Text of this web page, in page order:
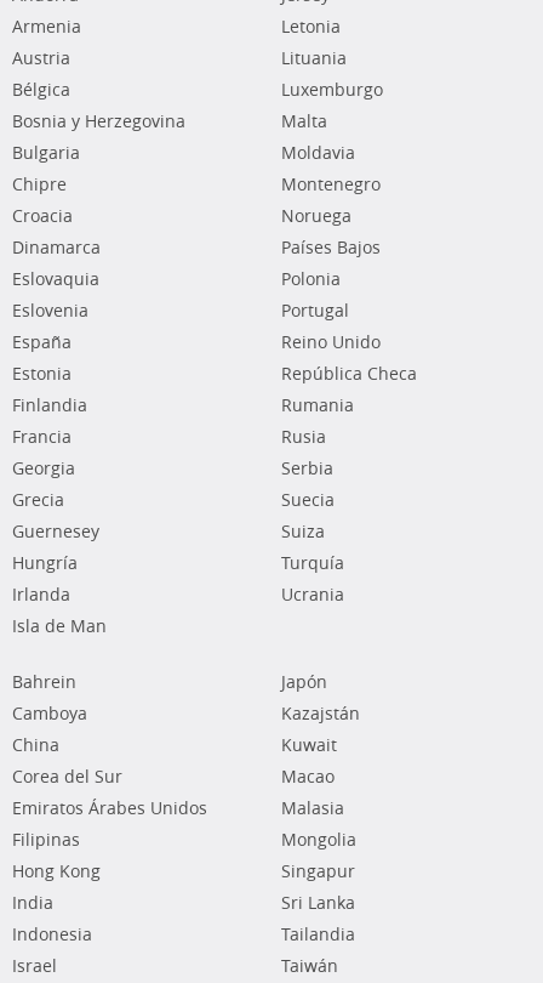
Armenia
Austria
Bélgica
Bosnia y Herzegovina
Bulgaria
Chipre
Croacia
Dinamarca
Eslovaquia
Eslovenia
España
Estonia
Finlandia
Francia
Georgia
Grecia
Guernesey
Hungría
Irlanda
Isla de Man
Letonia
Lituania
Luxemburgo
Malta
Moldavia
Montenegro
Noruega
Países Bajos
Polonia
Portugal
Reino Unido
República Checa
Rumania
Rusia
Serbia
Suecia
Suiza
Turquía
Ucrania
Bahrein
Camboya
China
Corea del Sur
Emiratos Árabes Unidos
Filipinas
Hong Kong
India
Indonesia
Israel
Japón
Kazajstán
Kuwait
Macao
Malasia
Mongolia
Singapur
Sri Lanka
Tailandia
Taiwán